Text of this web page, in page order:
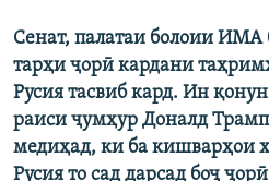
Сенат, палатаи болоии ИМА
тарҳи ҷорӣ кардани
Русия тасвиб кард. Ин
раиси ҷумҳур Доналд Трамп
медиҳад, ки ба кишварҳои
Русия то сад дарсад боҷ